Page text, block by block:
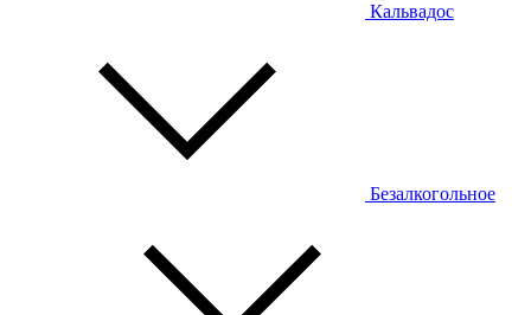
Кальвадос
Безалкогольное